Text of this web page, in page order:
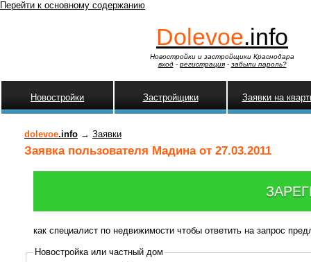
Перейти к основному содержанию
Dolevoe.info
Новостройки и застройщики Краснодара
вход- регистрация- забыли пароль?
Новостройки Застройщики Заявки на
dolevoe.info → Заявки
Заявка пользователя Мадина от 27.03.2011
как специалист по недвижимости чтобы ответить на запрос
Новостройка или частный дом